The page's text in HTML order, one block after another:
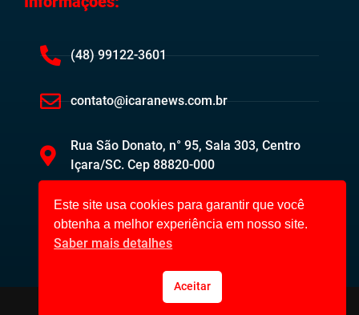
(48) 99122-3601
contato@icaranews.com.br
Rua São Donato, n° 95, Sala 303, Centro
Içara/SC. Cep 88820-000
Içara News ©2023. Todos os direitos reservados.
Este site usa cookies para garantir que você
obtenha a melhor experiência em nosso site.
Saber mais detalhes
Aceitar